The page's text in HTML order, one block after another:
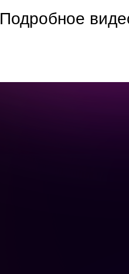
Подробное